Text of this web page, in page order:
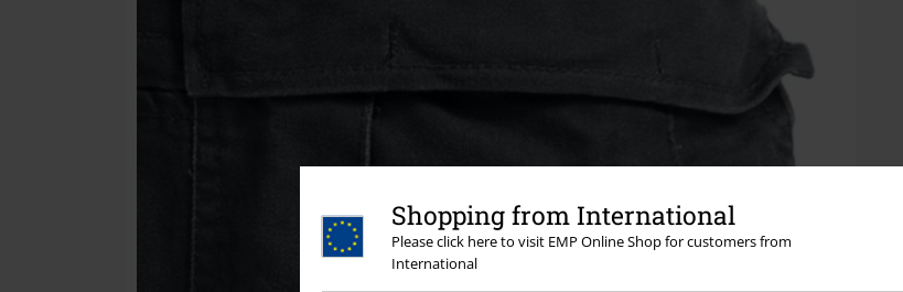
Shopping from International
Please click here to visit EMP Online Shop for customers from
International